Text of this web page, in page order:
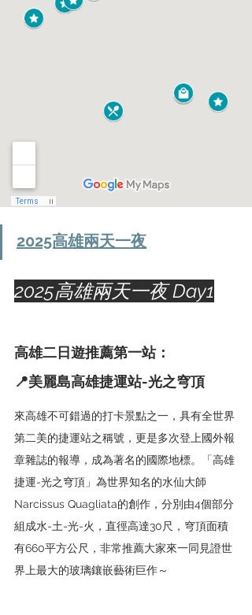
2025高雄兩天一夜
2025高雄兩天一夜 Day1
高雄二日遊推薦第一站：
📍美麗島高雄捷運站-光之穹頂
來高雄不可錯過的打卡景點之一，具有全世界
第二美的捷運站之稱號，更是多次登上國外報
章雜誌的報導，成為著名的國際地標。「高雄
捷運-光之穹頂」為世界知名的水仙大師
Narcissus Quagliata的創作，分別由4個部分
組成水-土-光-火，直徑高達30尺，穹頂面積
有660平方公尺，非常推薦大家來一同見證世
界上最大的玻璃鑲嵌藝術巨作～